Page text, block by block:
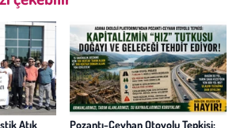
Atık
Pozantı-Ceyhan Otoyolu Tepkisi: